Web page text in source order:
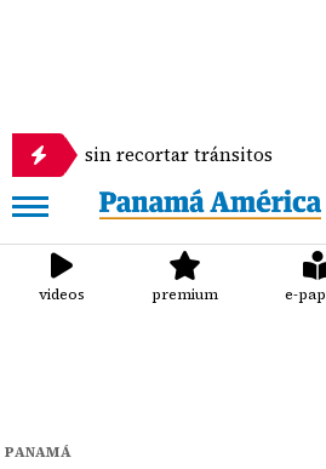
sin recortar tránsitos
videos premium e-
PANAMÁ